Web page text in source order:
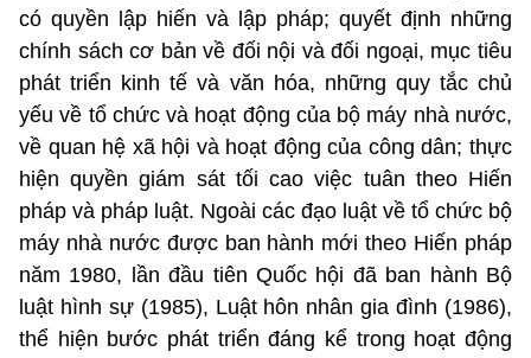
có quyền lập hiến và lập pháp; quyết định những
chính sách cơ bản về đối nội và đối ngoại, mục tiêu
phát triển kinh tế và văn hóa, những quy tắc chủ
yếu về tổ chức và hoạt động của bộ máy nhà nước,
về quan hệ xã hội và hoạt động của công dân; thực
hiện quyền giám sát tối cao việc tuân theo Hiến
pháp và pháp luật. Ngoài các đạo luật về tổ chức bộ
máy nhà nước được ban hành mới theo Hiến pháp
năm 1980, lần đầu tiên Quốc hội đã ban hành Bộ
luật hình sự (1985), Luật hôn nhân gia đình (1986),
thể hiện bước phát triển đáng kể trong hoạt động